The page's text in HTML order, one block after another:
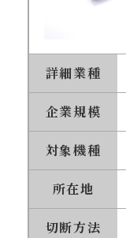
詳細業種
企業規模
対象機種
所在地
切断方法